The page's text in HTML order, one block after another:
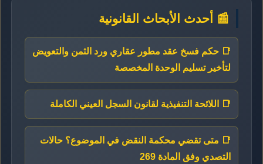
📰 أحدث الأبحاث القانونية
📑 حكم فسخ عقد مطور عقاري ورد الثمن والتعويض
لتأخير تسليم الوحدة المخصصة
📑 اللائحة التنفيذية لقانون السجل العيني الكاملة
📑 متى تقضي محكمة النقض في الموضوع؟ حالات
التصدي وفق المادة 269